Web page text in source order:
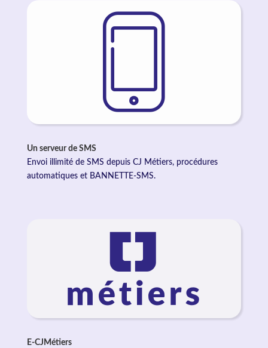
Un serveur de SMS
Envoi illimité de SMS depuis CJ Métiers, procédures
automatiques et BANNETTE-SMS.
E-CJMétiers